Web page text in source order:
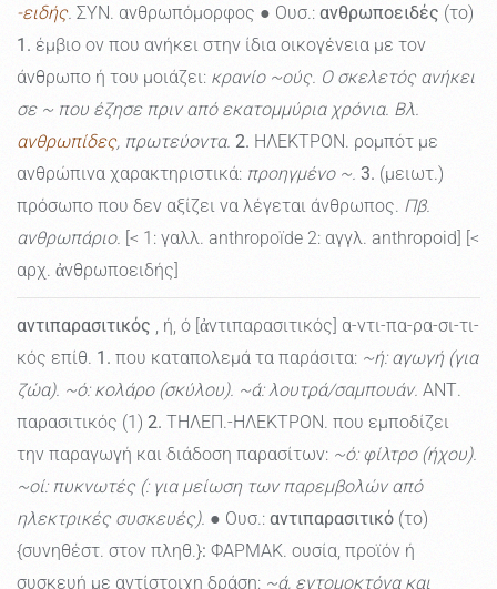
-ειδής. ΣΥΝ. ανθρωπόμορφος ● Ουσ.: ανθρωποειδές (το)
1. έμβιο ον που ανήκει στην ίδια οικογένεια με τον
άνθρωπο ή του μοιάζει: κρανίο ~ούς. Ο σκελετός ανήκει
σε ~ που έζησε πριν από εκατομμύρια χρόνια. Βλ.
ανθρωπίδες, πρωτεύοντα. 2. ΗΛΕΚΤΡΟΝ. ρομπότ με
ανθρώπινα χαρακτηριστικά: προηγμένο ~. 3. (μειωτ.)
πρόσωπο που δεν αξίζει να λέγεται άνθρωπος. Πβ.
ανθρωπάριο. [< 1: γαλλ. anthropoïde 2: αγγλ. anthropoid] [<
αρχ. ἀνθρωποειδής]
αντιπαρασιτικός , ή, ό [ἀντιπαρασιτικός] α-ντι-πα-ρα-σι-τι-
κός επίθ. 1. που καταπολεμά τα παράσιτα: ~ή: αγωγή (για
ζώα). ~ό: κολάρο (σκύλου). ~ά: λουτρά/σαμπουάν. ΑΝΤ.
παρασιτικός (1) 2. ΤΗΛΕΠ.-ΗΛΕΚΤΡΟΝ. που εμποδίζει
την παραγωγή και διάδοση παρασίτων: ~ό: φίλτρο (ήχου).
~οί: πυκνωτές (: για μείωση των παρεμβολών από
ηλεκτρικές συσκευές). ● Ουσ.: αντιπαρασιτικό (το)
{συνηθέστ. στον πληθ.}: ΦΑΡΜΑΚ. ουσία, προϊόν ή
συσκευή με αντίστοιχη δράση: ~ά, εντομοκτόνα και